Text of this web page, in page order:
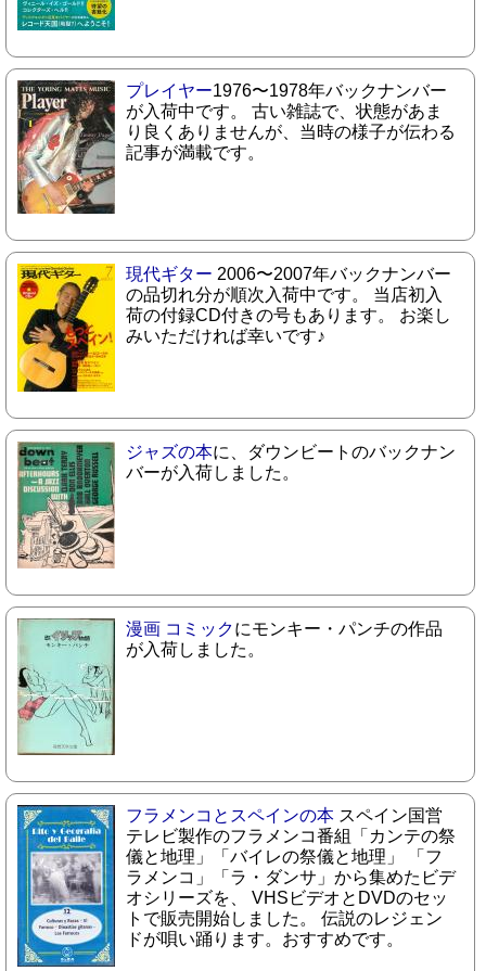
プレイヤー1976〜1978年バックナンバー
が入荷中です。 古い雑誌で、状態があま
り良くありませんが、当時の様子が伝わる
記事が満載です。
現代ギター 2006〜2007年バックナンバー
の品切れ分が順次入荷中です。 当店初入
荷の付録CD付きの号もあります。 お楽し
みいただければ幸いです♪
ジャズの本に、ダウンビートのバックナン
バーが入荷しました。
漫画 コミックにモンキー・パンチの作品
が入荷しました。
フラメンコとスペインの本 スペイン国営
テレビ製作のフラメンコ番組「カンテの祭
儀と地理」「バイレの祭儀と地理」 「フ
ラメンコ」「ラ・ダンサ」から集めたビデ
オシリーズを、 VHSビデオとDVDのセッ
トで販売開始しました。 伝説のレジェン
ドが唄い踊ります。おすすめです。